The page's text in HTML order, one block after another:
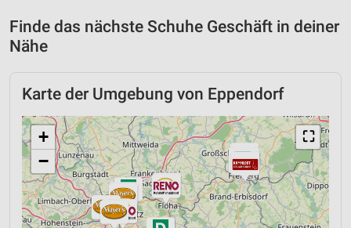
Finde das nächste Schuhe Geschäft in deiner
Nähe
Karte der Umgebung von Eppendorf
⛶
+
−